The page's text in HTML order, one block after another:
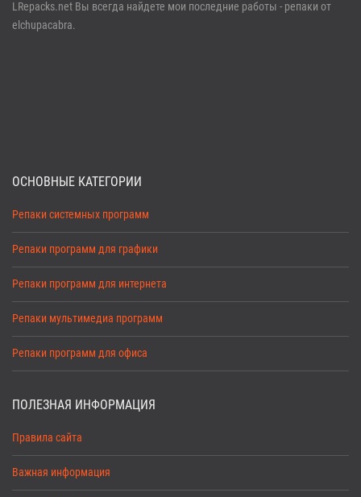
LRepacks.net Вы всегда найдете мои последние работы - репаки от
elchupacabra.
ОСНОВНЫЕ КАТЕГОРИИ
Репаки системных программ
Репаки программ для графики
Репаки программ для интернета
Репаки мультимедиа программ
Репаки программ для офиса
ПОЛЕЗНАЯ ИНФОРМАЦИЯ
Правила сайта
Важная информация